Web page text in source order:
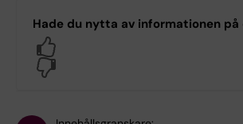
Hade du nytta av informationen på